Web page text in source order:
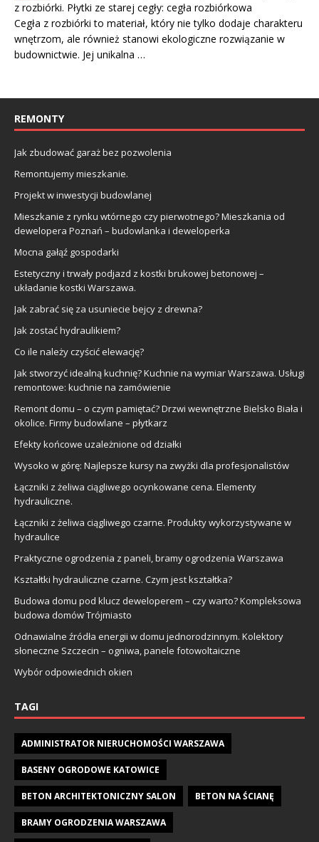
z rozbiórki. Płytki ze starej cegły: cegła rozbiórkowa
Cegła z rozbiórki to materiał, który nie tylko dodaje charakteru
wnętrzom, ale również stanowi ekologiczne rozwiązanie w
budownictwie. Jej unikalna …
REMONTY
Jak zbudować garaż bez pozwolenia
Remontujemy mieszkanie.
Projekt w inwestycji budowlanej
Mieszkanie z rynku wtórnego czy pierwotnego? Mieszkania od
dewelopera Poznań – budowlanka i deweloperka
Mocna gałąź gospodarki
Estetyczny i trwały podjazd z kostki brukowej betonowej –
układanie kostki Warszawa.
Jak zabrać się za usuniecie bejcy z drewna?
Jak zostać hydraulikiem?
Co ile należy czyścić elewację?
Jak stworzyć idealną kuchnię? Kuchnie na wymiar Warszawa. Usługi
remontowe: kuchnie na zamówienie
Remont domu – o czym pamiętać? Drzwi wewnętrzne Bielsko Biała i
okolice. Firmy budowlane – płytkarz
Efekty końcowe uzależnione od działki
Wysoko w górę: Najlepsze kursy na zwyżki dla profesjonalistów
Łączniki z żeliwa ciągliwego ocynkowane cena. Elementy
hydrauliczne.
Łączniki z żeliwa ciągliwego czarne. Produkty wykorzystywane w
hydraulice
Praktyczne ogrodzenia z paneli, bramy ogrodzenia Warszawa
Kształtki hydrauliczne czarne. Czym jest kształtka?
Budowa domu pod klucz deweloperem – czy warto? Kompleksowa
budowa domów Trójmiasto
Odnawialne źródła energii w domu jednorodzinnym. Kolektory
słoneczne Szczecin – ogniwa, panele fotowoltaiczne
Wybór odpowiednich okien
TAGI
ADMINISTRATOR NIERUCHOMOŚCI WARSZAWA
BASENY OGRODOWE KATOWICE
BETON ARCHITEKTONICZNY SALON BETON NA ŚCIANĘ
BRAMY OGRODZENIA WARSZAWA